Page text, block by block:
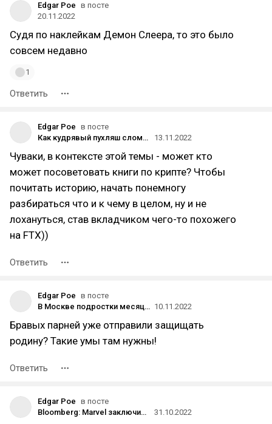
Edgar Poe в посте
20.11.2022
Судя по наклейкам Демон Слеера, то это было
совсем недавно
1
Ответить
Edgar Poe в посте
Как кудрявый пухляш сломал крипту: самая полная история краха биржи FTX
13.11.2022
Чуваки, в контексте этой темы - может кто
может посоветовать книги по крипте? Чтобы
почитать историю, начать понемногу
разбираться что и к чему в целом, ну и не
лохануться, став вкладчиком чего-то похожего
на FTX))
Ответить
Edgar Poe в посте
В Москве подростки месяц бесплатно питались во «Вкусно — и точка» — они нашли баг в системе оплаты 10.11.2022
Бравых парней уже отправили защищать
родину? Такие умы там нужны!
Ответить
Edgar Poe в посте
Bloomberg: Marvel заключила с EA контракт на разработку трёх игр
31.10.2022